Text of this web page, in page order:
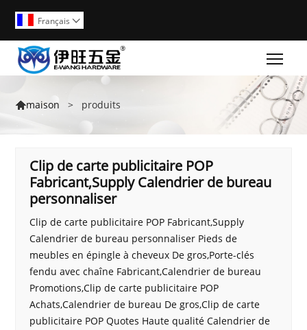
Français 
maison > produits
Clip de carte publicitaire POP
Fabricant,Supply Calendrier de bureau
personnaliser
Clip de carte publicitaire POP Fabricant,Supply
Calendrier de bureau personnaliser Pieds de
meubles en épingle à cheveux De gros,Porte-clés
fendu avec chaîne Fabricant,Calendrier de bureau
Promotions,Clip de carte publicitaire POP
Achats,Calendrier de bureau De gros,Clip de carte
publicitaire POP Quotes Haute qualité Calendrier de